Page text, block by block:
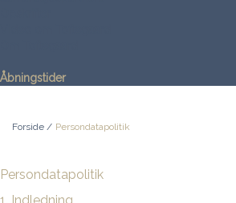
Åbningstider
Forside / Persondatapolitik
Persondatapolitik